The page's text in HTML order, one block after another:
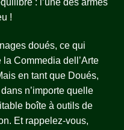
!
doués, ce qui
Commedia dell’Arte
en tant que Doués,
n’importe quelle
boîte à outils de
Et rappelez-vous,